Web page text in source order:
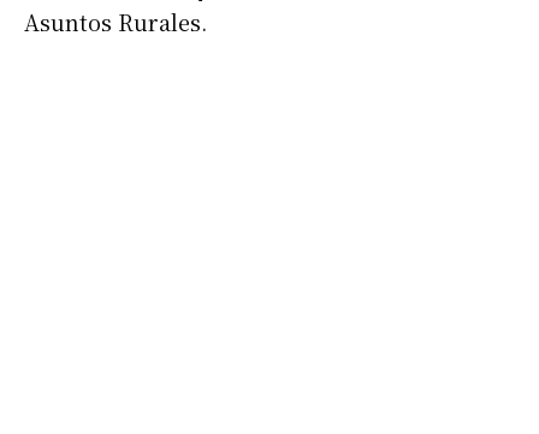
Asuntos Rurales.